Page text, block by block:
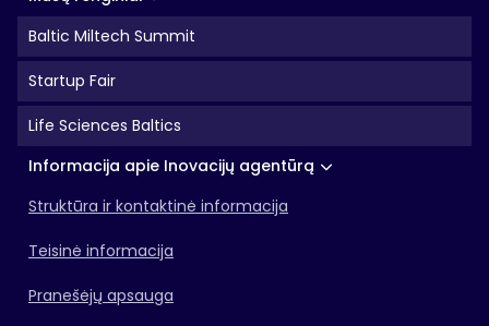
Baltic Miltech Summit
Startup Fair
Life Sciences Baltics
Informacija apie Inovacijų agentūrą
Struktūra ir kontaktinė informacija
Teisinė informacija
Pranešėjų apsauga